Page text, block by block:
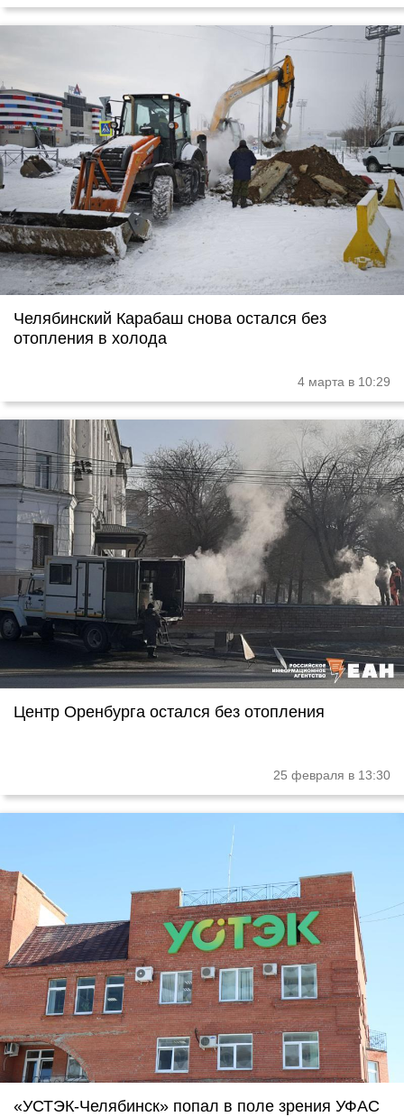
Челябинский Карабаш снова остался без
отопления в холода
4 марта в 10:29
Центр Оренбурга остался без отопления
25 февраля в 13:30
«УСТЭК-Челябинск» попал в поле зрения УФАС